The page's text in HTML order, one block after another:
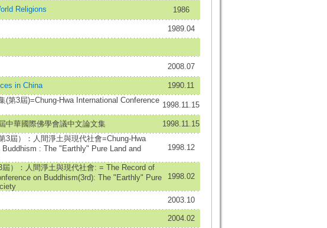
Religions 1986
1989.04
2008.07
in China 1990.11
(第3屆)=Chung-Hwa International Conference
1998.11.15
中華國際佛學會議中文論文集 1998.11.15
3屆）：人間淨土與現代社會=Chung-Hwa
Buddhism : The "Earthly" Pure Land and
1998.12
）：人間淨土與現代社會: = The Record of
on Buddhism(3rd): The "Earthly" Pure
1998.02
2003.10
2004.02